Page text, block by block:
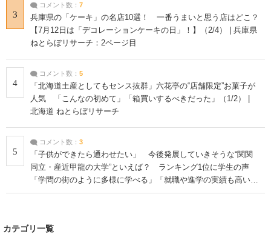
3
コメント数： 7
兵庫県の「ケーキ」の名店10選！ 一番うまいと思う店はどこ？
【7月12日は「デコレーションケーキの日」！】（2/4） | 兵庫県
ねとらぼリサーチ：2ページ目
4
コメント数： 5
「北海道土産としてもセンス抜群」六花亭の“店舗限定”お菓子が
人気 「こんなの初めて」「箱買いするべきだった」（1/2） |
北海道 ねとらぼリサーチ
5
コメント数： 3
「子供ができたら通わせたい」 今後発展していきそうな“関関
同立・産近甲龍の大学”といえば？ ランキング1位に学生の声
「学問の街のように多様に学べる」「就職や進学の実績も高い」
| 大学 ねとらぼリサーチ
カテゴリ一覧